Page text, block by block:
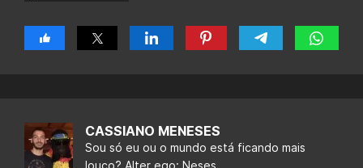
CASSIANO MENESES
Sou só eu ou o mundo está ficando mais
louco? Alter ego: Neses